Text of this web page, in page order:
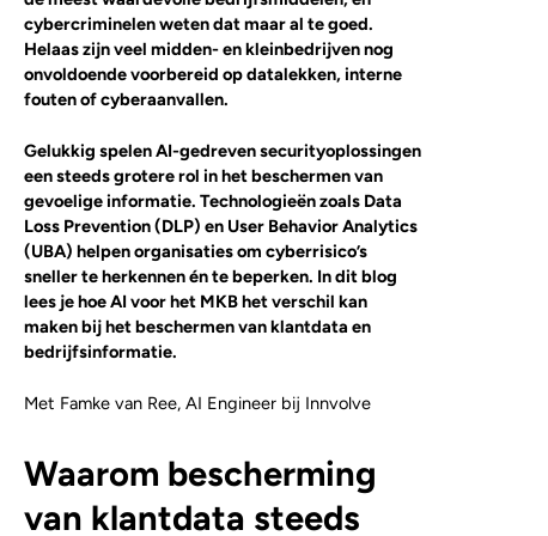
cybercriminelen weten dat maar al te goed.
Helaas zijn veel midden- en kleinbedrijven nog
onvoldoende voorbereid op datalekken, interne
fouten of cyberaanvallen.
Gelukkig spelen AI-gedreven securityoplossingen
een steeds grotere rol in het beschermen van
gevoelige informatie. Technologieën zoals Data
Loss Prevention (DLP) en User Behavior Analytics
(UBA) helpen organisaties om cyberrisico’s
sneller te herkennen én te beperken. In dit blog
lees je hoe AI voor het MKB het verschil kan
maken bij het beschermen van klantdata en
bedrijfsinformatie.
Met Famke van Ree, AI Engineer bij Innvolve
Waarom bescherming
van klantdata steeds